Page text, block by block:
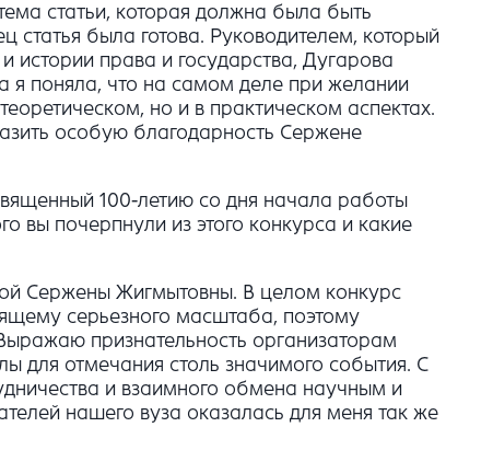
статьи, которая должна была быть
была готова. Руководителем, который
истории права и государства, Дугарова
поняла, что на самом деле при желании
но и в практическом аспектах.
особую благодарность Сержене
100-летию со дня начала работы
вы почерпнули из этого конкурса и какие
Сержены Жигмытовны. В целом конкурс
серьезного масштаба, поэтому
признательность организаторам
для отмечания столь значимого события. С
и взаимного обмена научным и
нашего вуза оказалась для меня так же